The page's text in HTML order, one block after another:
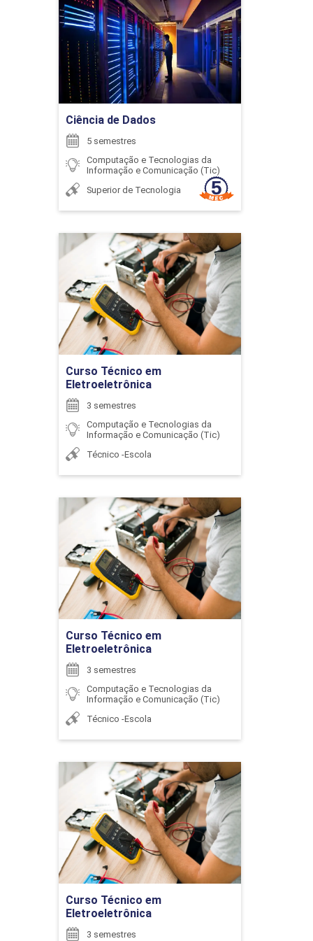
72
DIREITO DIGITAL
72
EDUCAÇÃO FINANCEIRA
126
ELETRÔNICA ANALÓGICA I
ELETRÔNICA ANALÓGICA II
72
ENCONTRO ACADÊMICO/AVALIAÇÃO
ENCONTRO ACADÊMICO/AVALIAÇÃO
6
SIMONE ROCHA PEREIRA
WAGNER CARDOSO
WELINGTON MRAD JOAQUIM
WILTON REZENDE DE FREITAS
Ciência de Dados
5 semestres
Computação e Tecnologias da
Informação e Comunicação (Tic)
Superior de Tecnologia
Detalhes do curso
Ir para Inscrição
Curso Técnico em
Eletroeletrônica
3 semestres
Computação e Tecnologias da
Informação e Comunicação (Tic)
Técnico -Escola
Curso Técnico em
Eletroeletrônica
Detalhes do curso
Ir para Inscrição
Curso Técnico em
Eletroeletrônica
3 semestres
Computação e Tecnologias da
Informação e Comunicação (Tic)
Técnico -Escola
Curso Técnico em
Eletroeletrônica
Detalhes do curso
Ir para Inscrição
Curso Técnico em
Eletroeletrônica
3 semestres
Curso Técnico em
Eletroeletrônica
Detalhes do curso
Ir para Inscrição